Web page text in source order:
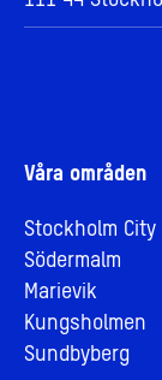
Våra områden
Stockholm City
Södermalm
Marievik
Kungsholmen
Sundbyberg